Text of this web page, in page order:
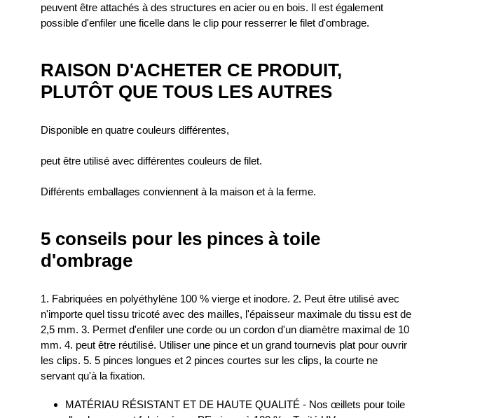
peuvent être attachés à des structures en acier ou en bois. Il est également
possible d'enfiler une ficelle dans le clip pour resserrer le filet d'ombrage.
RAISON D'ACHETER CE PRODUIT,
PLUTÔT QUE TOUS LES AUTRES
Disponible en quatre couleurs différentes,
peut être utilisé avec différentes couleurs de filet.
Différents emballages conviennent à la maison et à la ferme.
5 conseils pour les pinces à toile
d'ombrage
1. Fabriquées en polyéthylène 100 % vierge et inodore. 2. Peut être utilisé avec
n'importe quel tissu tricoté avec des mailles, l'épaisseur maximale du tissu est de
2,5 mm. 3. Permet d'enfiler une corde ou un cordon d'un diamètre maximal de 10
mm. 4. peut être réutilisé. Utiliser une pince et un grand tournevis plat pour ouvrir
les clips. 5. 5 pinces longues et 2 pinces courtes sur les clips, la courte ne
servant qu'à la fixation.
MATÉRIAU RÉSISTANT ET DE HAUTE QUALITÉ - Nos œillets pour toile